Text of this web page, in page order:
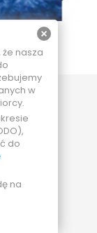
nasza
w
do
na